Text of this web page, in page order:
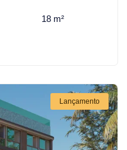
18 m²
Lançamento